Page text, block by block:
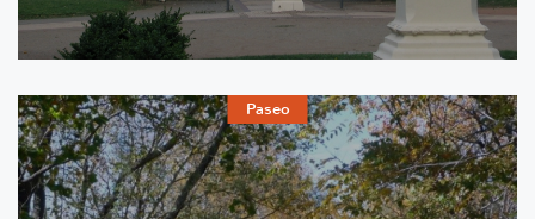
Paseo